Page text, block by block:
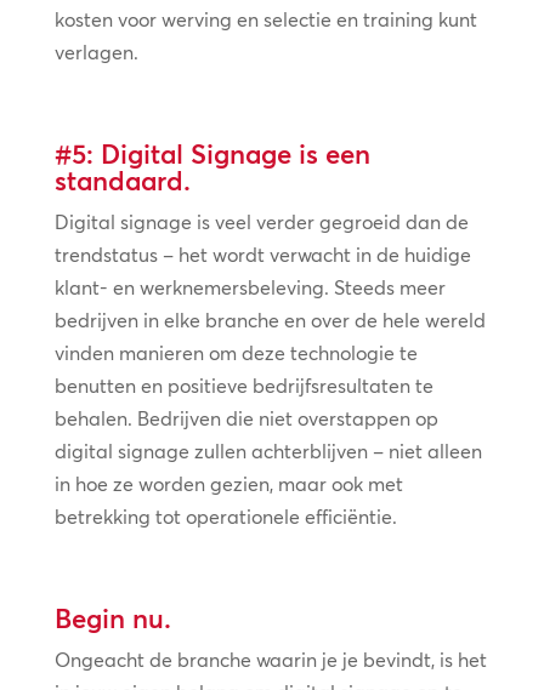
kosten voor werving en selectie en training kunt
verlagen.
#5: Digital Signage is een
standaard.
Digital signage is veel verder gegroeid dan de
trendstatus – het wordt verwacht in de huidige
klant- en werknemersbeleving. Steeds meer
bedrijven in elke branche en over de hele wereld
vinden manieren om deze technologie te
benutten en positieve bedrijfsresultaten te
behalen. Bedrijven die niet overstappen op
digital signage zullen achterblijven – niet alleen
in hoe ze worden gezien, maar ook met
betrekking tot operationele efficiëntie.
Begin nu.
Ongeacht de branche waarin je je bevindt, is het